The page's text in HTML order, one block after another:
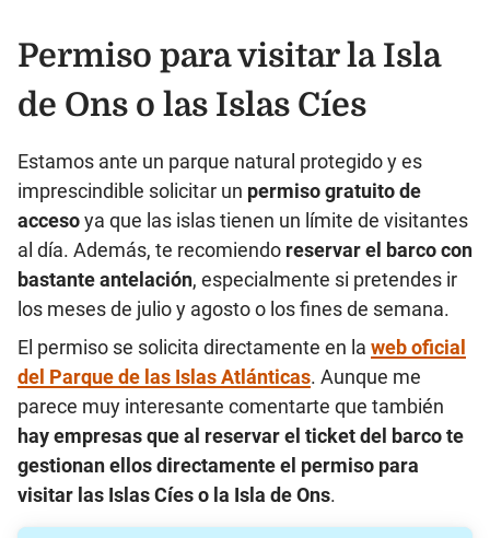
Permiso para visitar la Isla
de Ons o las Islas Cíes
Estamos ante un parque natural protegido y es
imprescindible solicitar un permiso gratuito de
accesoya que las islas tienen un límite de visitantes
al día. Además, te recomiendo reservar el barco con
bastante antelación, especialmente si pretendes ir
los meses de julio y agosto o los fines de semana.
El permiso se solicita directamente en la web oficial
del Parque de las Islas Atlánticas. Aunque me
parece muy interesante comentarte que también
hay empresas que al reservar el ticket del barco te
gestionan ellos directamente el permiso para
visitar las Islas Cíes o la Isla de Ons.